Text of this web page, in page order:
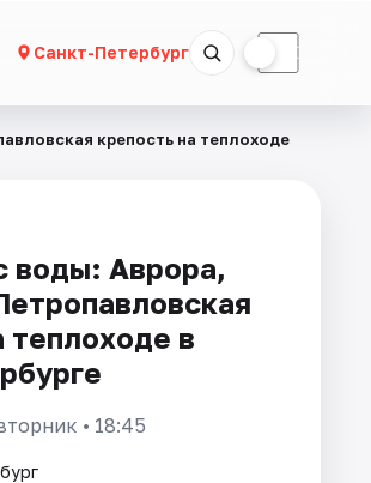
Санкт-Петербург ☾
крепость на теплоходе
воды: Аврора,
теплоходе в
• 18:45